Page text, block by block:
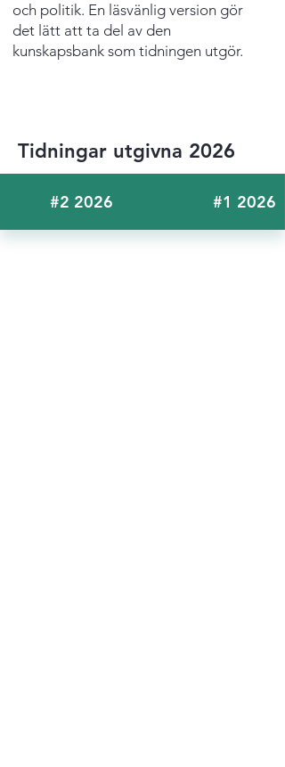
och politik. En läsvänlig version gör
det lätt att ta del av den
kunskapsbank som tidningen utgör.
Tidningar utgivna 2026
#2 2026 #1 2026